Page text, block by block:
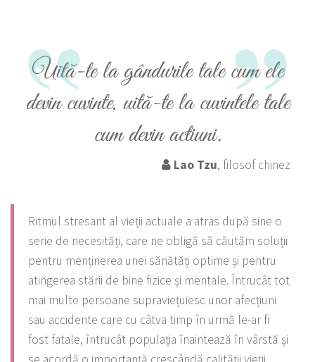
Uită-te la gândurile tale cum ele
devin cuvinte, uită-te la cuvintele tale
cum devin actiuni.
Lao Tzu, filosof chinez
Ritmul stresant al vieții actuale a atras după sine o
serie de necesități, care ne obligă să căutăm soluții
pentru menținerea unei sănătăți optime și pentru
atingerea stării de bine fizice și mentale. Întrucât tot
mai multe persoane supraviețuiesc unor afecțiuni
sau accidente care cu câtva timp în urmă le-ar fi
fost fatale, întrucât populația înaintează în vârstă și